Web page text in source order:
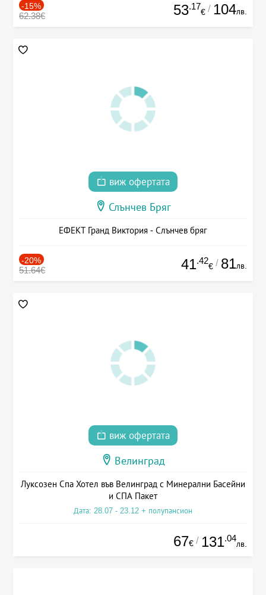
-15%
62.38€ 53.17
€ / 104лв.
виж офертата
Слънчев Бряг
ЕФЕКТ Гранд Виктория - Слънчев бряг
-20%
51.64€ 41.42
€ / 81лв.
виж офертата
Велинград
Луксозен Спа Хотел във Велинград с Минерални Басейни
и СПА Пакет
Дата: 28.07 - 23.12 + полупансион
67€ / 131.04
лв.